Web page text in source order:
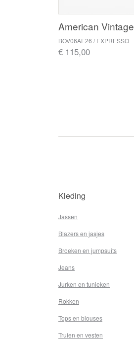
American Vintage
BOV06AE26 / EXPRESSO
€ 115,00
Kleding
Jassen
Blazers en jasjes
Broeken en jumpsuits
Jeans
Jurken en tunieken
Rokken
Tops en blouses
Truien en vesten